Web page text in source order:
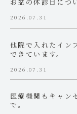
2026.07.31
他院で入れたイン
できています。
2026.07.31
医療機関もキャン
で。